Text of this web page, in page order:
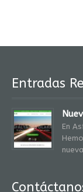
Entradas
En